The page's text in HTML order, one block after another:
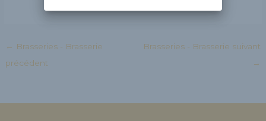
← Brasseries - Brasserie
précédent
Brasseries - Brasserie suivant
→